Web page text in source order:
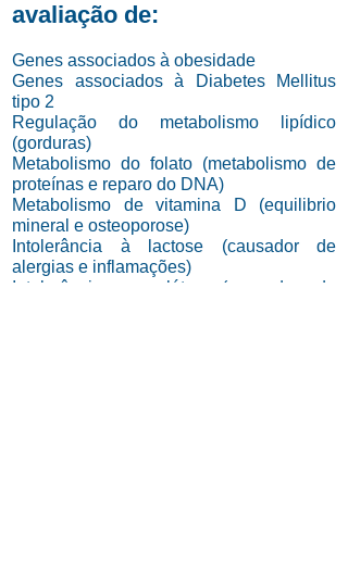
avaliação de:
​Genes associados à obesidade​
Genes associados à Diabetes Mellitus
tipo 2
Regulação do metabolismo lipídico
(gorduras)
Metabolismo do folato (metabolismo de
proteínas e reparo do DNA)
Metabolismo de vitamina D (equilibrio
mineral e osteoporose)
Intolerância à lactose (causador de
alergias e inflamações)
Intolerância ao glúten (causador de